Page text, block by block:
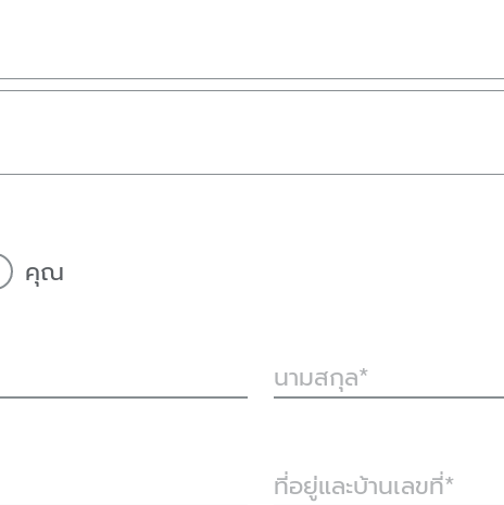
คุณ
นามสกุล
ที่อยู่และบ้านเลขที่